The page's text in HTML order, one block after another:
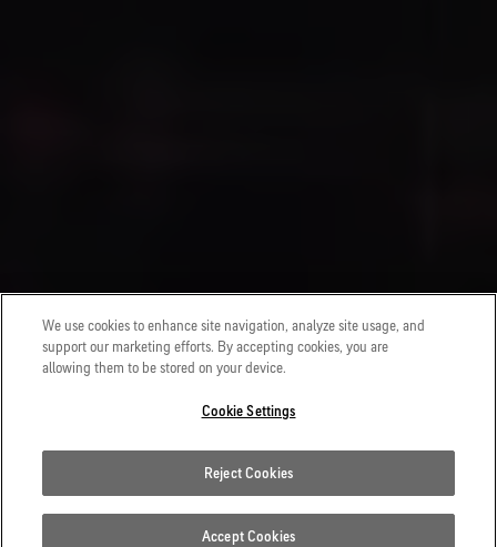
We use cookies to enhance site navigation, analyze site usage, and
support our marketing efforts. By accepting cookies, you are
allowing them to be stored on your device.
Cookie Settings
Reject Cookies
Accept Cookies